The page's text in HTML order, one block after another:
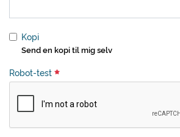
Kopi
Send en kopi til mig selv
Robot-test